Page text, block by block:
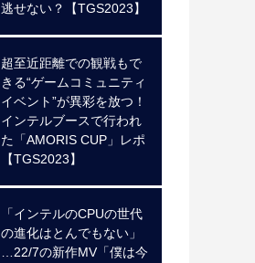
逃せない？【TGS2023】
超至近距離での観戦もで
きる“ゲームコミュニティ
イベント”が異彩を放つ！
インテルブースで行われ
た「AMORIS CUP」レポ
【TGS2023】
「インテルのCPUの世代
の進化はとんでもない」
…22/7の新作MV「僕は今